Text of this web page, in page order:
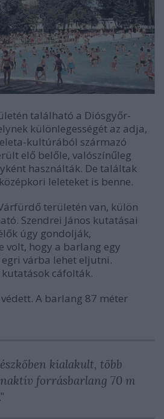
található a Diósgyőr-
különlegességét az adja,
kultúrából származó
elő belőle, valószínűleg
használták. De találtak
leleteket is benne.
területén van, külön
Szendrei János kutatásai
úgy gondolják,
volt, hogy a barlang egy
várba lehet eljutni.
kutatások cáfolták.
A barlang 87 méter
kialakult, több
forrásbarlang 70 m